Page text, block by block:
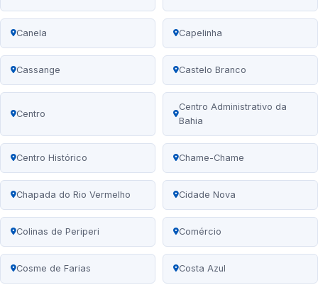
Canela Capelinha
Cassange Castelo Branco
Centro
Centro Administrativo da
Bahia
Centro Histórico Chame-Chame
Chapada do Rio Vermelho Cidade Nova
Colinas de Periperi Comércio
Cosme de Farias Costa Azul